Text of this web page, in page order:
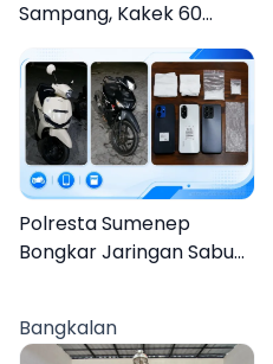
Sampang, Kakek 60
Tahun Duel Melawan 2
Pria
Polresta Sumenep
Bongkar Jaringan Sabu
Bangkalan